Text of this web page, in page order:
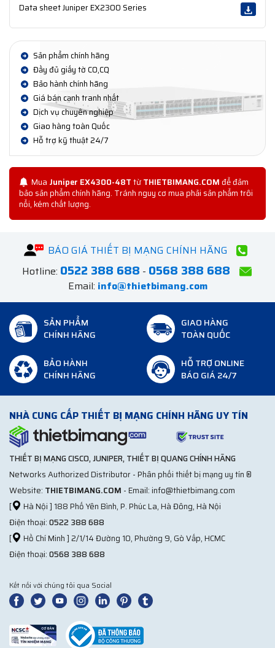
Data sheet Juniper EX2300 Series
Sản phẩm chính hãng
Đầy đủ giấy tờ CO,CQ
Bảo hành chính hãng
Giá bán cạnh tranh nhất
Dịch vụ chuyên nghiệp
Giao hàng toàn Quốc
Hỗ trợ kỹ thuật 24/7
Mua Juniper EX4300-48TtừTHIETBIMANG.COMđể đảm
bảo sản phẩm chính hãng. Tránh nguy cơ mua phải sản phẩm trôi
nổi, kém chất lượng.
BÁO GIÁ THIẾT BỊ MẠNG CHÍNH HÃNG
Hotline: 0522 388 688 - 0568 388 688
Email: info@thietbimang.com
SẢN PHẨM
CHÍNH HÃNG
GIAO HÀNG
TOÀN QUỐC
BẢO HÀNH
CHÍNH HÃNG
HỖ TRỢ ONLINE
BÁO GIÁ 24/7
NHÀ CUNG CẤP THIẾT BỊ MẠNG CHÍNH HÃNG UY TÍN
THIẾT BỊ MẠNG CISCO, JUNIPER, THIẾT BỊ QUANG CHÍNH HÃNG
Networks Authorized Distributor - Phân phối thiết bị mạng uy tín ®
Website: THIETBIMANG.COM - Email: info@thietbimang.com
[
Hà Nội ] 188 Phố Yên Bình, P. Phúc La, Hà Đông, Hà Nội
Điện thoại:0522 388 688
[
Hồ Chí Minh ] 2/1/14 Đường 10, Phường 9, Gò Vấp, HCMC
Điện thoại:0568 388 688
Kết nối với chúng tôi qua Social